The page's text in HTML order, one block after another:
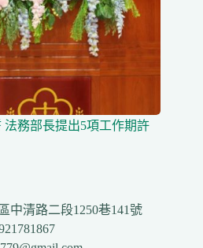
法務部長提出5項工作期許
中清路二段1250巷141號